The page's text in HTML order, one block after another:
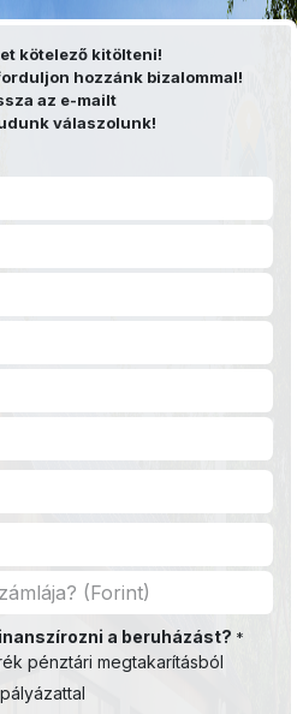
tartalomhoz
kötelező kitölteni!
hozzánk bizalommal!
az e-mailt
válaszolunk!
a beruházást? *
pénztári megtakarításból